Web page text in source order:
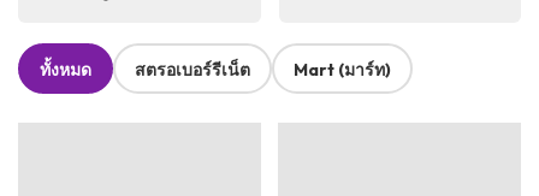
ทั้งหมด สตรอเบอร์รีเน็ต Mart (มาร์ท)